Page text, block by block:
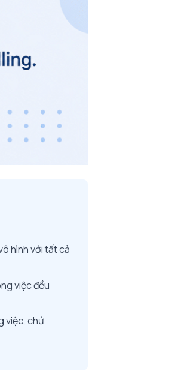
hình với tất cả
việc đều
việc, chứ